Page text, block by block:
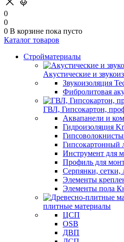
0
0
0 В корзине пока пусто
Каталог товаров
Стройматериалы
Акустические и
Звукоизоляция
Фибролитовая
ГВЛ, Гипсокартон,
Аквапанели и
Гидроизоляция
Гипсокартонный
Инструмент для
Профиль для
Серпянки, сетки,
Элементы
Элементы пола
плитные материалы
ЦСП
OSB
ДВП